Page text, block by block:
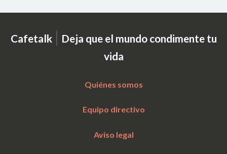
Cafetalk | Deja que el mundo condimente tu
vida
Quiénes somos
Equipo directivo
Aviso legal